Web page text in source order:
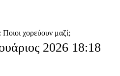
χορεύουν μαζί;
2026 18:18